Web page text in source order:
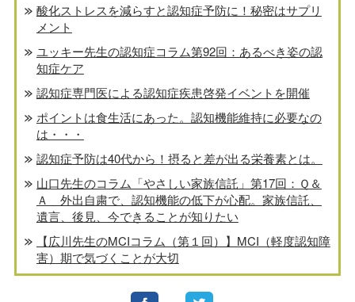
酸化ストレスを減らすと認知症予防に！秘密はサプリ
メント
ユッキー先生の認知症コラム第92回：あるべき姿の認
知症ケア
認知症専門医による認知症疾患啓発イベントを開催
ポイントは食生活にあった。認知機能維持に必要なの
は・・・
認知症予防は40代から！摂ると差が出る栄養素とは。
山口先生のコラム「やさしい家族信託」第17回：Ｑ＆
Ａ 外出自粛で、認知機能の低下が心配。家族信託、
遺言、後見、今できることが知りたい
【広川先生のMCIコラム（第１回）】MCI（軽度認知障
害）期で気づくことが大切